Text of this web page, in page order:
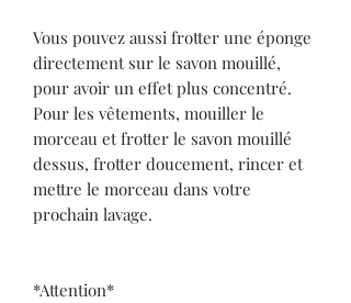
Vous pouvez aussi frotter une éponge
directement sur le savon mouillé,
pour avoir un effet plus concentré.
Pour les vêtements, mouiller le
morceau et frotter le savon mouillé
dessus, frotter doucement, rincer et
mettre le morceau dans votre
prochain lavage.
*Attention*